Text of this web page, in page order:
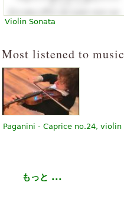
Violin Sonata
Most listened to music
Paganini - Caprice no.24, violin
もっと ...